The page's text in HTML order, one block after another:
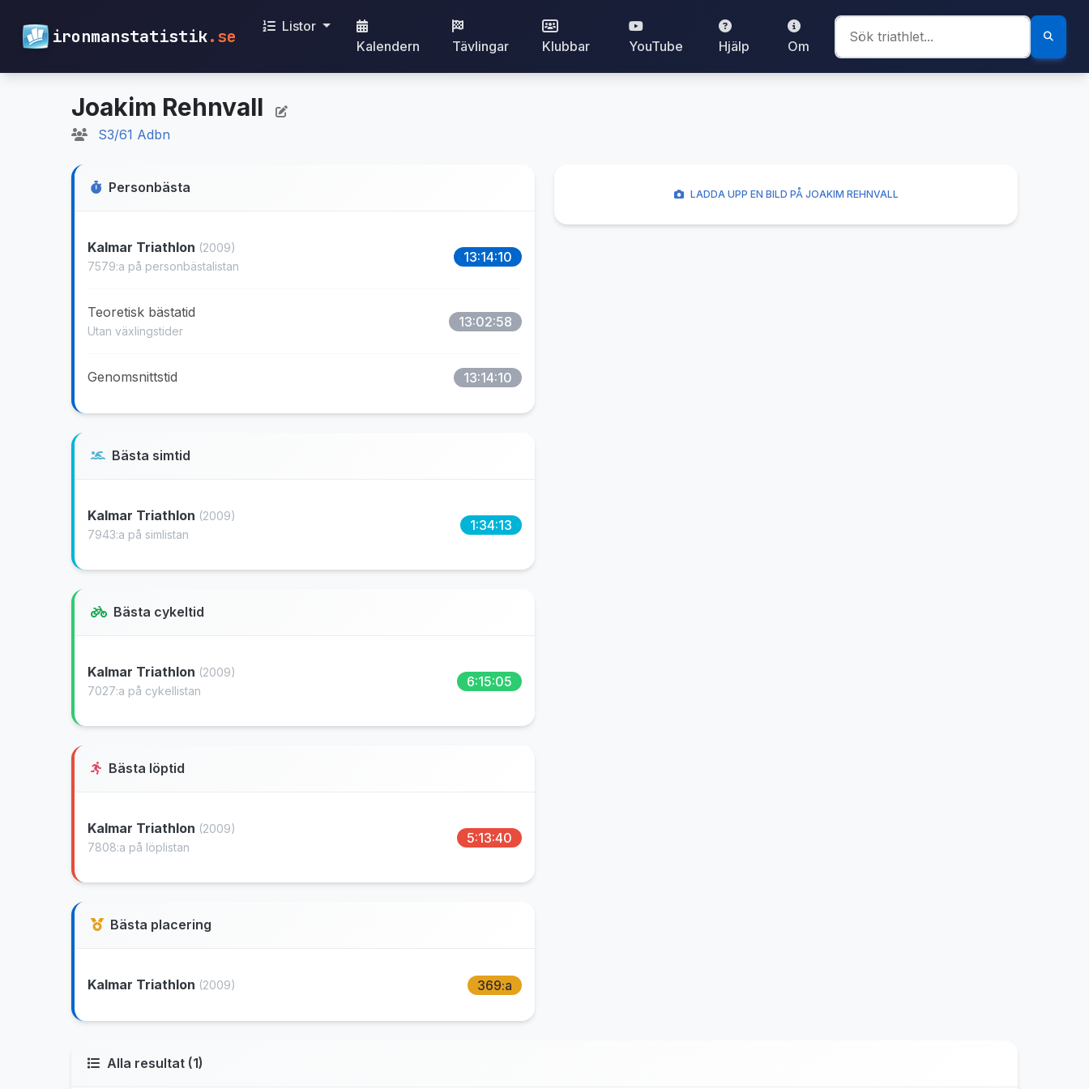
ironmanstatistik.se
Listor
Kalendern
Tävlingar Klubbar YouTube Hjälp Om
Joakim Rehnvall
S3/61 Adbn
Personbästa
Kalmar Triathlon (2009)
7579:a på personbästalistan
13:14:10
Teoretisk bästatid
Utan växlingstider
13:02:58
Genomsnittstid 13:14:10
Bästa simtid
Kalmar Triathlon (2009)
7943:a på simlistan
1:34:13
Bästa cykeltid
Kalmar Triathlon (2009)
7027:a på cykellistan
6:15:05
Bästa löptid
Kalmar Triathlon (2009)
7808:a på löplistan
5:13:40
Bästa placering
Kalmar Triathlon (2009) 369:a
LADDA UPP EN BILD PÅ JOAKIM REHNVALL
Alla resultat (1)